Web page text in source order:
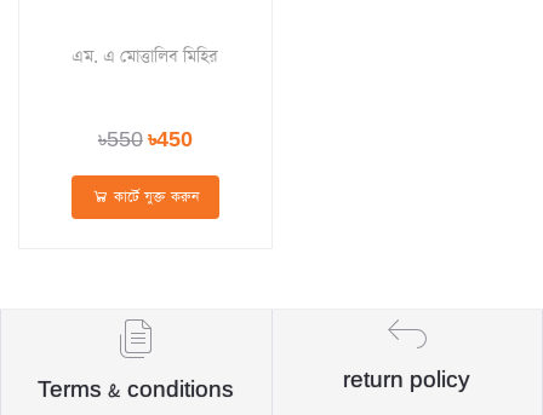
এম. এ মোত্তালিব মিহির
৳550৳450
কার্টে যুক্ত করুন
Terms & conditions return policy